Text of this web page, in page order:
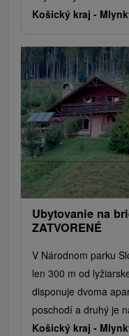
Košický kraj -
Ubytovanie na
ZATVORENÉ
V Národnom parku
len 300 m od
disponuje dvoma
poschodí a druhý je
Košický kraj -